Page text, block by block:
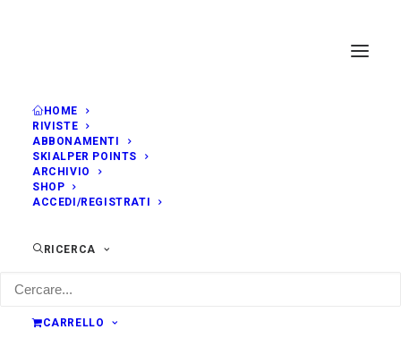
HOME
RIVISTE
ABBONAMENTI
SKIALPER POINTS
ARCHIVIO
SHOP
ACCEDI/REGISTRATI
RICERCA
CARRELLO